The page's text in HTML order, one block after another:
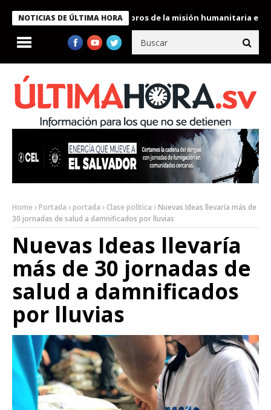
NOTICIAS DE ÚLTIMA HORA
Bukele condecora a miembros de la misión humanitaria enviada
Home Portada portada Clase política
Nuevas Ideas llevaría más de
30 jornadas de salud a damnificados por lluvias
Nuevas Ideas llevaría
más de 30 jornadas de
salud a damnificados
por lluvias